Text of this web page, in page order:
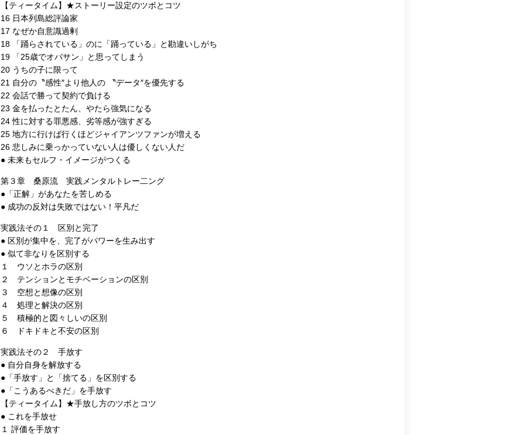
【ティータイム】★ストーリー設定のツボとコツ
16 日本列島総評論家
17 なぜか自意識過剰
18 「踊らされている」のに「踊っている」と勘違いしがち
19 「25歳でオバサン」と思ってしまう
20 うちの子に限って
21 自分の〝感性″より他人の 〝データ″を優先する
22 会話で勝って契約で負ける
23 金を払ったとたん、やたら強気になる
24 性に対する罪悪感、劣等感が強すぎる
25 地方に行けば行くほどジャイアンツファンが増える
26 悲しみに乗っかっていない人は優しくない人だ
● 未来もセルフ・イメージがつくる
第３章 桑原流 実践メンタルトレー二ング
●「正解」があなたを苦しめる
● 成功の反対は失敗ではない！平凡だ
実践法その１ 区別と完了
● 区別が集中を、完了がパワーを生み出す
● 似て非なりを区別する
１ ウソとホラの区別
２ テンションとモチベーションの区別
３ 空想と想像の区別
４ 処理と解決の区別
５ 積極的と図々しいの区別
６ ドキドキと不安の区別
実践法その２ 手放す
● 自分自身を解放する
●「手放す」と「捨てる」を区別する
●「こうあるべきだ」を手放す
【ティータイム】★手放し方のツボとコツ
● これを手放せ
１ 評価を手放す